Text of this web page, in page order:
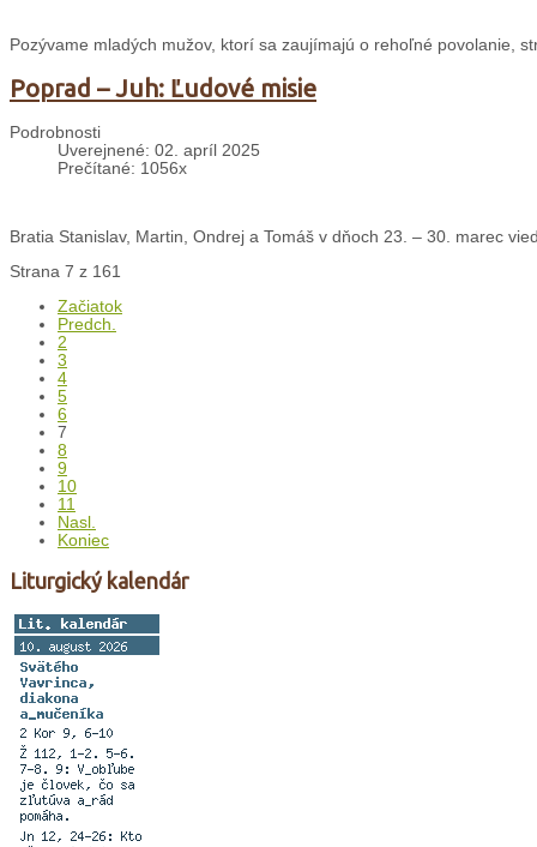
Pozývame mladých mužov, ktorí sa zaujímajú o rehoľné povolanie,
Poprad – Juh: Ľudové misie
Podrobnosti
Uverejnené: 02. apríl 2025
Prečítané: 1056x
Bratia Stanislav, Martin, Ondrej a Tomáš v dňoch 23. – 30. marec
Strana 7 z 161
Začiatok
Predch.
2
3
4
5
6
7
8
9
10
11
Nasl.
Koniec
Liturgický kalendár